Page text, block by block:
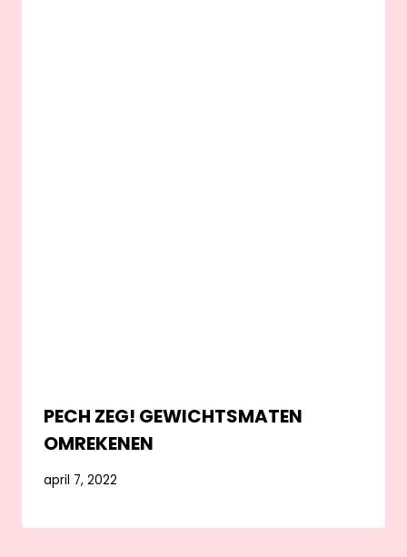
PECH ZEG! GEWICHTSMATEN
OMREKENEN
april 7, 2022